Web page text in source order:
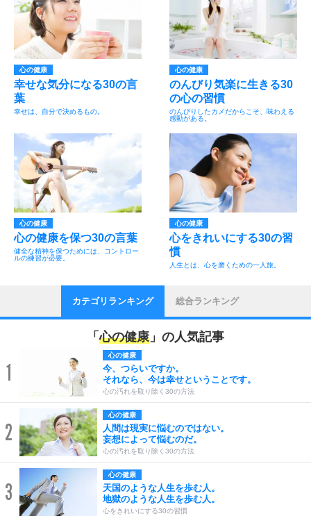
心の健康
幸せな気分になる30の言
葉
幸せは、自分で決めるもの。
心の健康
のんびり気楽に生きる30
の心の習慣
のんびりしたカメだからこそ、味わえる
感動がある。
心の健康
心の健康を保つ30の言葉
健全な精神を保つためには、コントロー
ルの練習が必要。
心の健康
心をきれいにする30の習
慣
人生とは、心を磨くための一人旅。
カテゴリランキング 総合ランキング
「心の健康」の人気記事
1
心の健康
今、つらいですか。
それなら、今は幸せということです。
心の汚れを取り除く30の方法
2
心の健康
人間は現実に悩むのではない。
妄想によって悩むのだ。
心の汚れを取り除く30の方法
3
心の健康
天国のような人生を歩む人。
地獄のような人生を歩む人。
心をきれいにする30の習慣